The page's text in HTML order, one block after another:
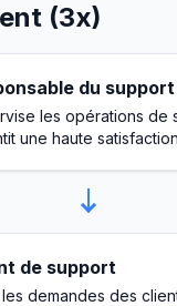
(3x)
du
les opérations de
une haute
de support
demandes des